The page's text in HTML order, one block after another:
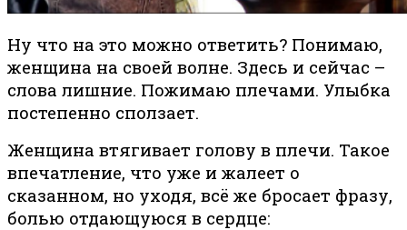
Ну что на это можно ответить? Понимаю,
женщина на своей волне. Здесь и сейчас –
слова лишние. Пожимаю плечами. Улыбка
постепенно сползает.
Женщина втягивает голову в плечи. Такое
впечатление, что уже и жалеет о
сказанном, но уходя, всё же бросает фразу,
болью отдающуюся в сердце: